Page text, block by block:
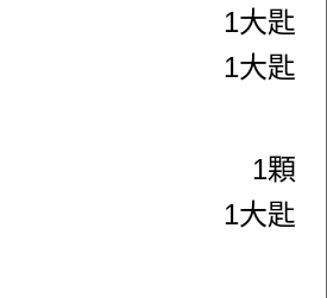
1大匙
1大匙
1顆
1大匙